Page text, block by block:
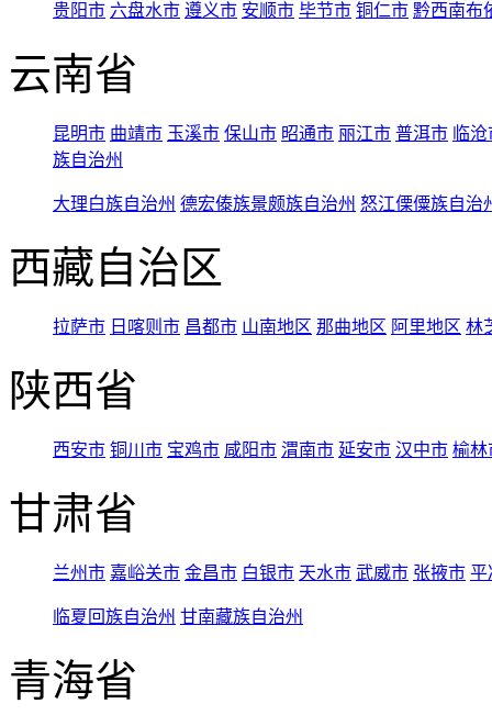
贵阳市 六盘水市 遵义市 安顺市 毕节市 铜仁市 黔西南布
云南省
昆明市 曲靖市 玉溪市 保山市 昭通市 丽江市 普洱市 临
族自治州
大理白族自治州 德宏傣族景颇族自治州 怒江傈僳族自治
西藏自治区
拉萨市 日喀则市 昌都市 山南地区 那曲地区 阿里地区 林
陕西省
西安市 铜川市 宝鸡市 咸阳市 渭南市 延安市 汉中市 榆林
甘肃省
兰州市 嘉峪关市 金昌市 白银市 天水市 武威市 张掖市 平
临夏回族自治州 甘南藏族自治州
青海省